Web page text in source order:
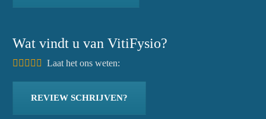
Wat vindt u van VitiFysio?
Laat het ons weten:
REVIEW SCHRIJVEN?